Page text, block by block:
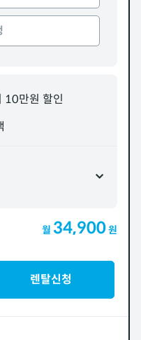
10만원 할인
월 34,900원
렌탈신청